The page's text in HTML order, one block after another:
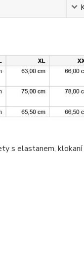
s elastanem, klokaní